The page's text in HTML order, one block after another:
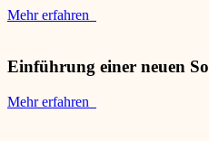
Mehr erfahren
Einführung einer neuen
Mehr erfahren